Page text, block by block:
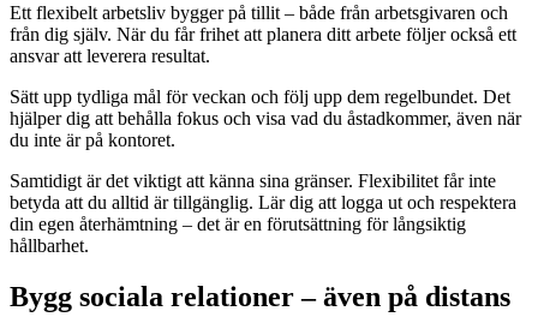
Ett flexibelt arbetsliv bygger på tillit – både från arbetsgivaren och
från dig själv. När du får frihet att planera ditt arbete följer också ett
ansvar att leverera resultat.
Sätt upp tydliga mål för veckan och följ upp dem regelbundet. Det
hjälper dig att behålla fokus och visa vad du åstadkommer, även när
du inte är på kontoret.
Samtidigt är det viktigt att känna sina gränser. Flexibilitet får inte
betyda att du alltid är tillgänglig. Lär dig att logga ut och respektera
din egen återhämtning – det är en förutsättning för långsiktig
hållbarhet.
Bygg sociala relationer – även på distans